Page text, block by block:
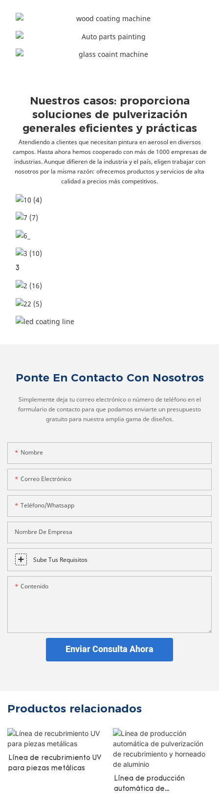
Nuestros casos: proporciona
soluciones de pulverización
generales eficientes y prácticas
Atendiendo a clientes que necesitan pintura en aerosol en diversos
campos. Hasta ahora hemos cooperado con más de 1000 empresas de
industrias. Aunque difieren de la industria y el país, eligen trabajar con
nosotros por la misma razón: ofrecemos productos y servicios de alta
calidad a precios más competitivos.
3
Ponte En Contacto Con Nosotros
Simplemente deja tu correo electrónico o número de teléfono en el
formulario de contacto para que podamos enviarte un presupuesto
gratuito para nuestra amplia gama de diseños.
Nombre
Correo Electrónico
Teléfono/whatsapp
Nombre De Empresa
Sube Tus Requisitos
Contenido
Enviar Consulta Ahora
Productos relacionados
Línea de recubrimiento UV
para piezas metálicas
Línea de producción
automática de